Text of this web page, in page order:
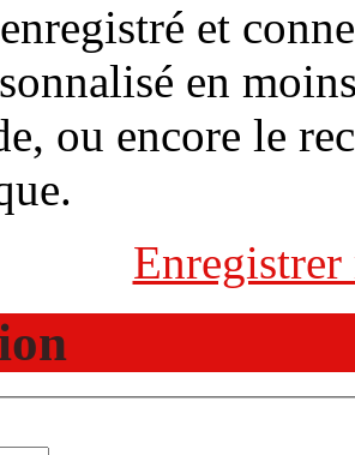
et
en
ou encore le
Enregistrer